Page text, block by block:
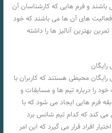
باشند و فرم هایی که کارشناسان آن
و فعالیت های آن ها می باشند که خود
بهترین آنالیز ها را داشته
محیطی هستند که کاربران با
را درباره تیم ها و مسابقات و
فرم هایی ایجاد می شود که با
کند که کدام تیم شانس برد
افراد قرار می گیرد که این امر